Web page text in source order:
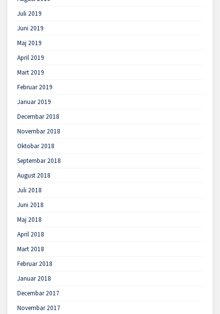
Juli 2019
Juni 2019
Maj 2019
April 2019
Mart 2019
Februar 2019
Januar 2019
Decembar 2018
Novembar 2018
Oktobar 2018
Septembar 2018
August 2018
Juli 2018
Juni 2018
Maj 2018
April 2018
Mart 2018
Februar 2018
Januar 2018
Decembar 2017
Novembar 2017